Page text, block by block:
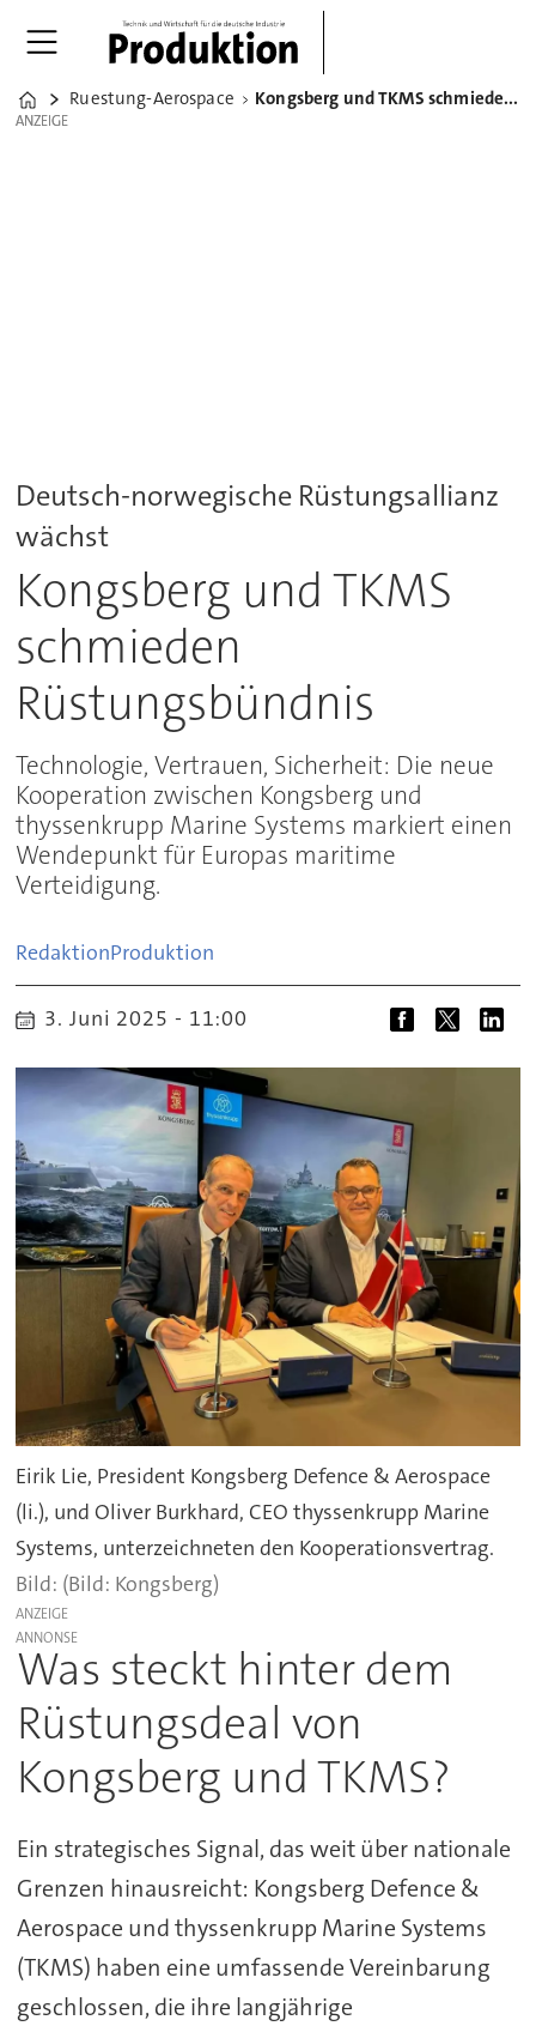
Home
Ruestung-Aerospace Kongsberg und TKMS schmieden Rüstungsbündnis
ANZEIGE
ANZEIGE
Deutsch-norwegische Rüstungsallianz
wächst
Kongsberg und TKMS
schmieden
Rüstungsbündnis
Technologie, Vertrauen, Sicherheit: Die neue
Kooperation zwischen Kongsberg und
thyssenkrupp Marine Systems markiert einen
Wendepunkt für Europas maritime
Verteidigung.
RedaktionProduktion
3. Juni 2025 - 11:00
Eirik Lie, President Kongsberg Defence & Aerospace
(li.), und Oliver Burkhard, CEO thyssenkrupp Marine
Systems, unterzeichneten den Kooperationsvertrag.
(Bild: Kongsberg)
ANZEIGE
Was steckt hinter dem
Rüstungsdeal von
Kongsberg und TKMS?
Ein strategisches Signal, das weit über nationale
Grenzen hinausreicht: Kongsberg Defence &
Aerospace und thyssenkrupp Marine Systems
(TKMS) haben eine umfassende Vereinbarung
geschlossen, die ihre langjährige